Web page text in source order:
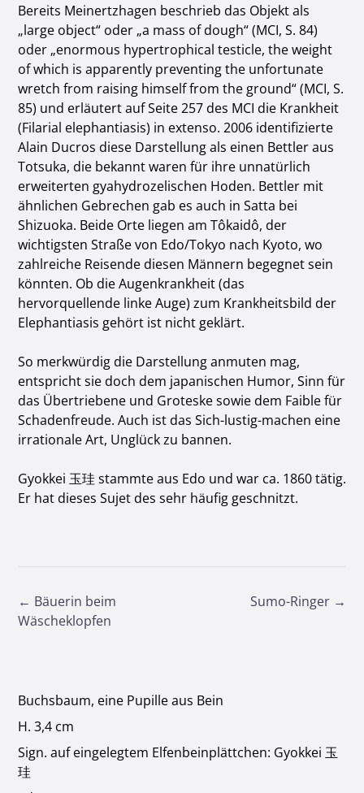
Bereits Meinertzhagen beschrieb das Objekt als
„large object“ oder „a mass of dough“ (MCI, S. 84)
oder „enormous hypertrophical testicle, the weight
of which is apparently preventing the unfortunate
wretch from raising himself from the ground“ (MCI, S.
85) und erläutert auf Seite 257 des MCI die Krankheit
(Filarial elephantiasis) in extenso. 2006 identifizierte
Alain Ducros diese Darstellung als einen Bettler aus
Totsuka, die bekannt waren für ihre unnatürlich
erweiterten gyahydrozelischen Hoden. Bettler mit
ähnlichen Gebrechen gab es auch in Satta bei
Shizuoka. Beide Orte liegen am Tôkaidô, der
wichtigsten Straße von Edo/Tokyo nach Kyoto, wo
zahlreiche Reisende diesen Männern begegnet sein
könnten. Ob die Augenkrankheit (das
hervorquellende linke Auge) zum Krankheitsbild der
Elephantiasis gehört ist nicht geklärt.
So merkwürdig die Darstellung anmuten mag,
entspricht sie doch dem japanischen Humor, Sinn für
das Übertriebene und Groteske sowie dem Faible für
Schadenfreude. Auch ist das Sich-lustig-machen eine
irrationale Art, Unglück zu bannen.
Gyokkei 玉珪 stammte aus Edo und war ca. 1860 tätig.
Er hat dieses Sujet des sehr häufig geschnitzt.
Post
navigation
Sumo-Ringer →
← Bäuerin beim
Wäscheklopfen
Buchsbaum, eine Pupille aus Bein
H. 3,4 cm
Sign. auf eingelegtem Elfenbeinplättchen: Gyokkei 玉
珪